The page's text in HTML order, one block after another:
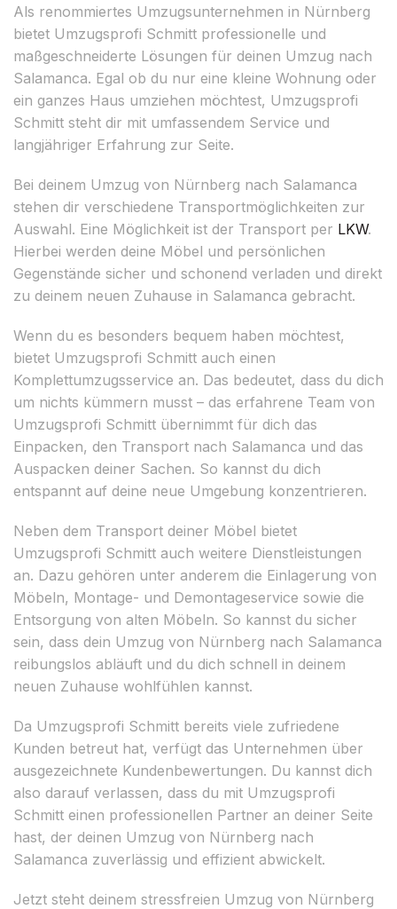
Als renommiertes Umzugsunternehmen in Nürnberg
bietet Umzugsprofi Schmitt professionelle und
maßgeschneiderte Lösungen für deinen Umzug nach
Salamanca. Egal ob du nur eine kleine Wohnung oder
ein ganzes Haus umziehen möchtest, Umzugsprofi
Schmitt steht dir mit umfassendem Service und
langjähriger Erfahrung zur Seite.
Bei deinem Umzug von Nürnberg nach Salamanca
stehen dir verschiedene Transportmöglichkeiten zur
Auswahl. Eine Möglichkeit ist der Transport per LKW.
Hierbei werden deine Möbel und persönlichen
Gegenstände sicher und schonend verladen und direkt
zu deinem neuen Zuhause in Salamanca gebracht.
Wenn du es besonders bequem haben möchtest,
bietet Umzugsprofi Schmitt auch einen
Komplettumzugsservice an. Das bedeutet, dass du dich
um nichts kümmern musst – das erfahrene Team von
Umzugsprofi Schmitt übernimmt für dich das
Einpacken, den Transport nach Salamanca und das
Auspacken deiner Sachen. So kannst du dich
entspannt auf deine neue Umgebung konzentrieren.
Neben dem Transport deiner Möbel bietet
Umzugsprofi Schmitt auch weitere Dienstleistungen
an. Dazu gehören unter anderem die Einlagerung von
Möbeln, Montage- und Demontageservice sowie die
Entsorgung von alten Möbeln. So kannst du sicher
sein, dass dein Umzug von Nürnberg nach Salamanca
reibungslos abläuft und du dich schnell in deinem
neuen Zuhause wohlfühlen kannst.
Da Umzugsprofi Schmitt bereits viele zufriedene
Kunden betreut hat, verfügt das Unternehmen über
ausgezeichnete Kundenbewertungen. Du kannst dich
also darauf verlassen, dass du mit Umzugsprofi
Schmitt einen professionellen Partner an deiner Seite
hast, der deinen Umzug von Nürnberg nach
Salamanca zuverlässig und effizient abwickelt.
Jetzt steht deinem stressfreien Umzug von Nürnberg